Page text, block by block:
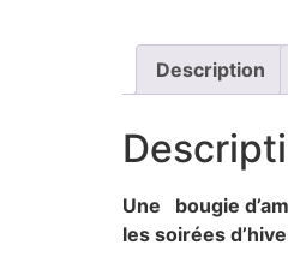
Description
Une bougie
les soirées